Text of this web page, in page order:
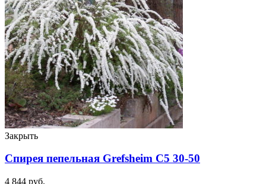
Закрыть
Спирея пепельная Grefsheim C5 30-50
4 844 руб.